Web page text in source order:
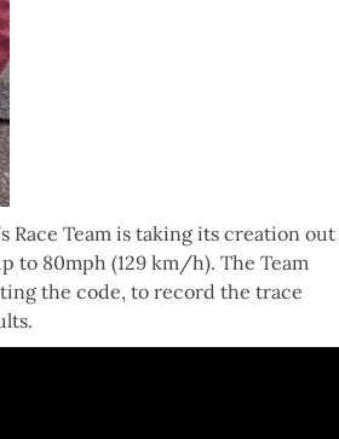
Race Team is taking its creation out
to 80mph (129 km/h). The Team
the code, to record the trace